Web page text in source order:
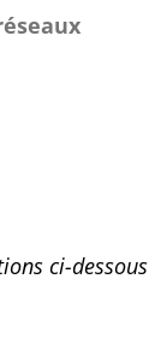
ci-dessous